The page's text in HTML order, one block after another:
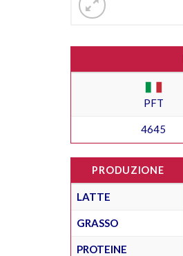
PFT
4645
PRODUZIONE
LATTE
GRASSO
PROTEINE